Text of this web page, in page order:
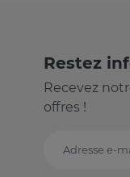
Restez
Recevez
offres !
Adresse e-